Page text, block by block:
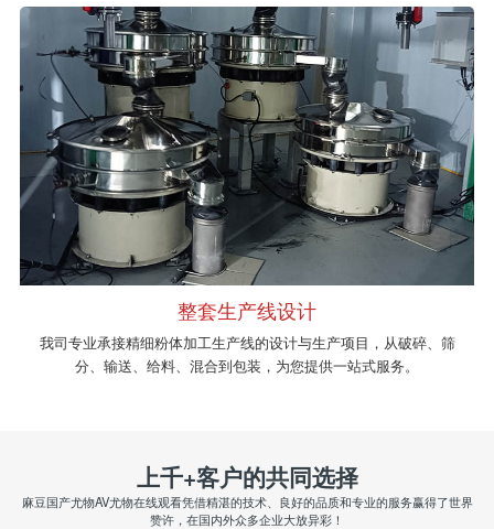
整套生产线设计
我司专业承接精细粉体加工生产线的设计与生产项目，从破碎、筛
分、输送、给料、混合到包装，为您提供一站式服务。
上千+客户的共同选择
麻豆国产尤物AV尤物在线观看凭借精湛的技术、良好的品质和专业的服务赢得了世界
赞许，在国内外众多企业大放异彩！